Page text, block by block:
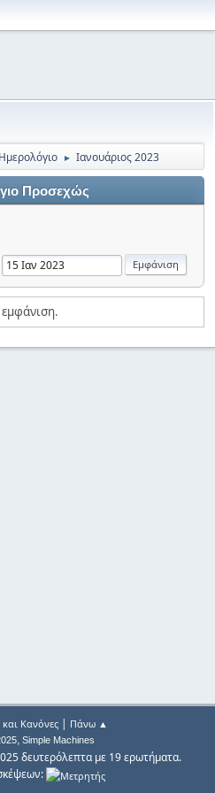
Ημερολόγιο ► Ιανουάριος 2023
Προσεχώς
Κανόνες| Πάνω ▲
, Simple Machines
δευτερόλεπτα με 19 ερωτήματα.